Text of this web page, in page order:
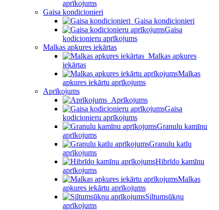
aprīkojums
Gaisa kondicionieri
Gaisa kondicionieri
Gaisa
kodicionieru aprīkojums
Malkas apkures iekārtas
Malkas apkures
iekārtas
Malkas
apkures iekārtu aprīkojums
Aprīkojums
Aprīkojums
Gaisa
kodicionieru aprīkojums
Granulu kamīnu
aprīkojums
Granulu katlu
aprīkojums
Hibrīdo kamīnu
aprīkojums
Malkas
apkures iekārtu aprīkojums
Siltumsūkņu
aprīkojums